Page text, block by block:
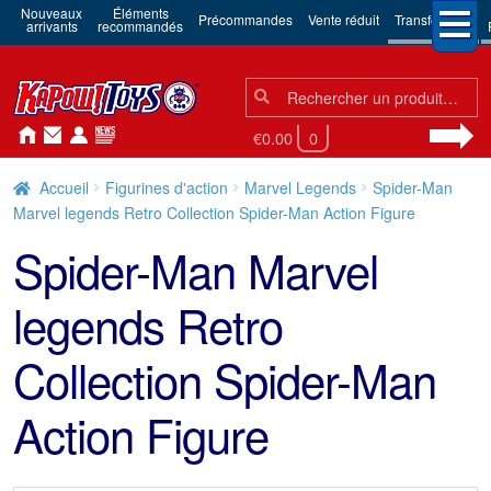
Nouveaux
arrivants
Éléments
recommandés Précommandes Vente réduit Transformers
Chercher:
Chercher
€0.00 0
Accueil Figurines d'action Marvel Legends
Spider-Man
Marvel legends Retro Collection Spider-Man Action Figure
Spider-Man Marvel
legends Retro
Collection Spider-Man
Action Figure